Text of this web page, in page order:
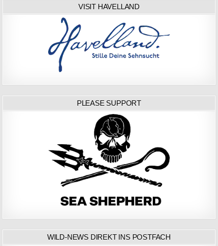
VISIT HAVELLAND
PLEASE SUPPORT
WILD-NEWS DIREKT INS POSTFACH